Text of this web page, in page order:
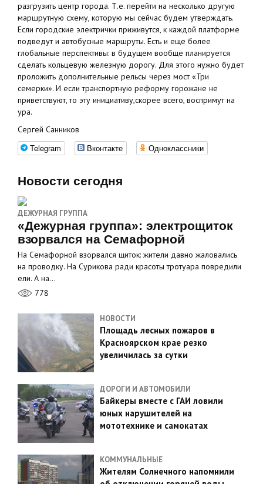
разгрузить центр города. Т.е. перейти на несколько другую
маршрутную схему, которую мы сейчас будем утверждать.
Если городские электрички приживутся, к каждой платформе
подведут и автобусные маршруты. Есть и еще более
глобальные перспективы: в будущем вообще планируется
сделать кольцевую железную дорогу. Для этого нужно будет
проложить дополнительные рельсы через мост «Три
семерки». И если транспортную реформу горожане не
приветствуют, то эту инициативу,скорее всего, воспримут на
ура.
Сергей Санников
Telegram Вконтакте Одноклассники
Новости сегодня
ДЕЖУРНАЯ ГРУППА
«Дежурная группа»: электрощиток
взорвался на Семафорной
На Семафорной взорвался щиток: жители давно жаловались
на проводку. На Сурикова ради красоты тротуара повредили
ели. А на…
778
НОВОСТИ
Площадь лесных пожаров в
Красноярском крае резко
увеличилась за сутки
ДОРОГИ И АВТОМОБИЛИ
Байкеры вместе с ГАИ ловили
юных нарушителей на
мототехнике и самокатах
КОММУНАЛЬНЫЕ
Жителям Солнечного напомнили